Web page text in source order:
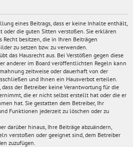
eines Beitrags, dass er keine Inhalte enthält,
oder die guten Sitten verstoßen. Sie erklären
Recht besitzen, die in Ihren Beiträgen
zu setzen bzw. zu verwenden.
das Hausrecht aus. Bei Verstößen gegen diese
anderer im Board veröffentlichten Regeln kann
zeitweise oder dauerhaft von der
und Ihnen ein Hausverbot erteilen.
der Betreiber keine Verantwortung für die
die er nicht selbst erstellt hat oder die er
hat. Sie gestatten dem Betreiber, Ihr
Funktionen jederzeit zu löschen oder zu
darüber hinaus, Ihre Beiträge abzuändern,
verstoßen oder geeignet sind, dem Betreiber
zuzufügen.